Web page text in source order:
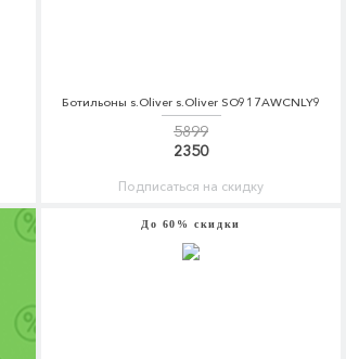
Ботильоны s.Oliver s.Oliver SO917AWCNLY9
5899
2350
Подписаться на скидку
До 60% скидки